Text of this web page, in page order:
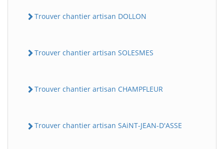
Trouver chantier artisan DOLLON
Trouver chantier artisan SOLESMES
Trouver chantier artisan CHAMPFLEUR
Trouver chantier artisan SAiNT-JEAN-D'ASSE